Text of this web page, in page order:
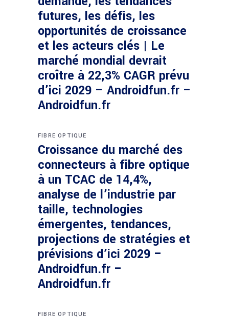
futures, les défis, les
opportunités de croissance
et les acteurs clés | Le
marché mondial devrait
croître à 22,3% CAGR prévu
d’ici 2029 – Androidfun.fr –
Androidfun.fr
FIBRE OPTIQUE
Croissance du marché des
connecteurs à fibre optique
à un TCAC de 14,4%,
analyse de l’industrie par
taille, technologies
émergentes, tendances,
projections de stratégies et
prévisions d’ici 2029 –
Androidfun.fr –
Androidfun.fr
FIBRE OPTIQUE